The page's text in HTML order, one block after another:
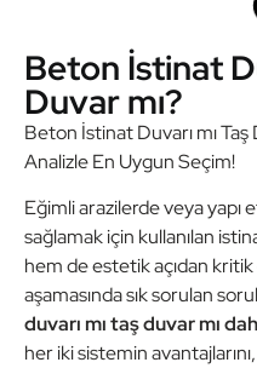
Beton İstinat
Duvar mı?
Beton İstinat Duvarı mı Taş
Analizle En Uygun Seçim!
Eğimli arazilerde veya yapı
sağlamak için kullanılan
hem de estetik açıdan
aşamasında sık sorulan
duvarı mı taş duvar mı
her iki sistemin